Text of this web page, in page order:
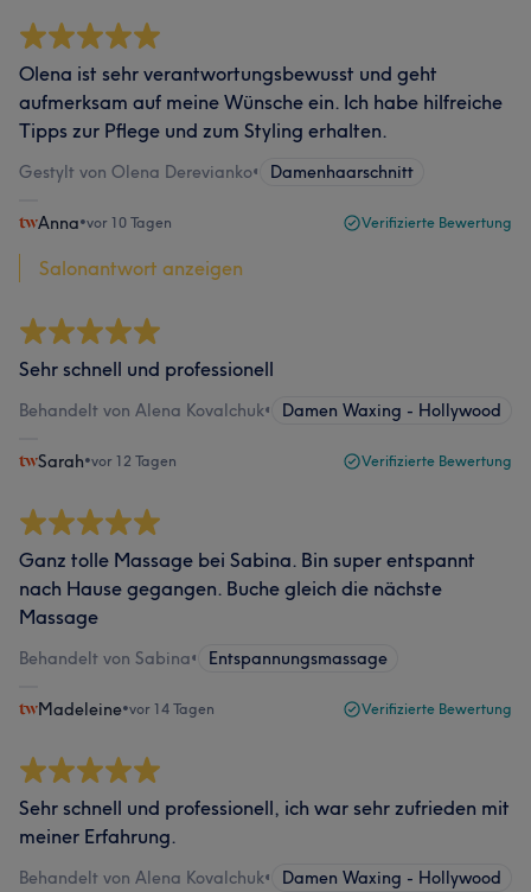
Olena ist sehr verantwortungsbewusst und geht
aufmerksam auf meine Wünsche ein. Ich habe hilfreiche
Tipps zur Pflege und zum Styling erhalten.
Gestylt von Olena Derevianko• Damenhaarschnitt
Anna•vor 10 Tagen Verifizierte Bewertung
Salonantwort anzeigen
Sehr schnell und professionell
Behandelt von Alena Kovalchuk• Damen Waxing - Hollywood
Sarah•vor 12 Tagen Verifizierte Bewertung
Ganz tolle Massage bei Sabina. Bin super entspannt
nach Hause gegangen. Buche gleich die nächste
Massage
Behandelt von Sabina• Entspannungsmassage
Madeleine•vor 14 Tagen Verifizierte Bewertung
Sehr schnell und professionell, ich war sehr zufrieden mit
meiner Erfahrung.
Behandelt von Alena Kovalchuk• Damen Waxing - Hollywood